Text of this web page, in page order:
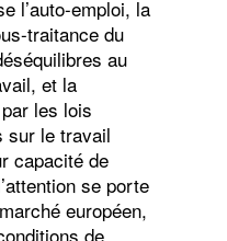
l’auto-emploi, la
traitance du
au
et la
les lois
sur le travail
capacité de
se porte
européen,
de